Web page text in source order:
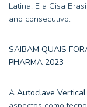
Latina. E a Cisa
ano consecutivo.
SAIBAM QUAIS
PHARMA 2023
A Autoclave Vertical